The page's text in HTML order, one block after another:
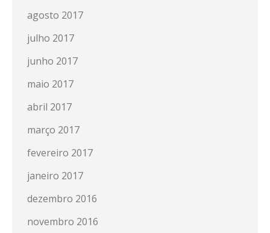
agosto 2017
julho 2017
junho 2017
maio 2017
abril 2017
março 2017
fevereiro 2017
janeiro 2017
dezembro 2016
novembro 2016